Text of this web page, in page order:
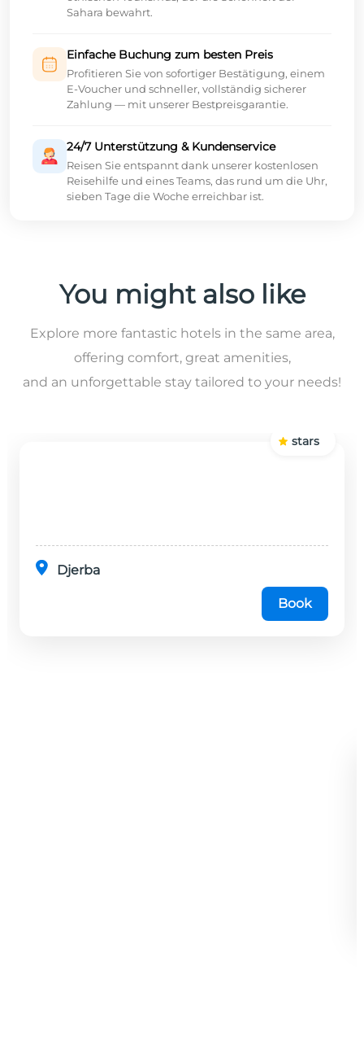
Sahara bewahrt.
Einfache Buchung zum besten Preis
Profitieren Sie von sofortiger Bestätigung, einem
E-Voucher und schneller, vollständig sicherer
Zahlung — mit unserer Bestpreisgarantie.
24/7 Unterstützung & Kundenservice
Reisen Sie entspannt dank unserer kostenlosen
Reisehilfe und eines Teams, das rund um die Uhr,
sieben Tage die Woche erreichbar ist.
You might also like
Explore more fantastic hotels in the same area,
offering comfort, great amenities,
and an unforgettable stay tailored to your needs!
Djerba
stars
Book